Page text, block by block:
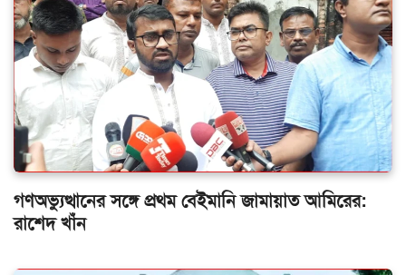
গণঅভ্যুত্থানের সঙ্গে প্রথম বেইমানি জামায়াত আমিরের:
রাশেদ খাঁন